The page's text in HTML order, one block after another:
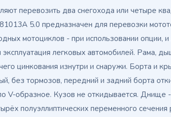
перевозить два снегохода или четыре
5.0 предназначен для перевозки
мотоциклов - при использовании опции,
легковых автомобилей. Рама,
цинкования изнутри и снаружи. Борта и
без тормозов, передний и задний борта
V-образное. Кузов не откидывается. Днище -
полуэллиптических переменного сечения